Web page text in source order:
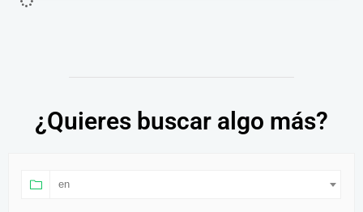
¿Quieres buscar algo más?
en